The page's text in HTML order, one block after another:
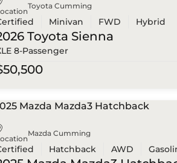
Toyota Cumming
Minivan FWD Hybrid
Toyota Sienna
8-Passenger
Mazda Cumming
Hatchback AWD